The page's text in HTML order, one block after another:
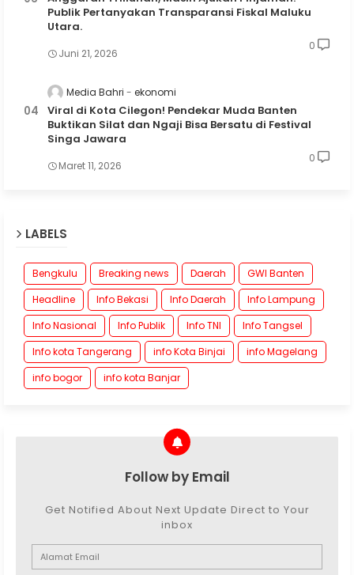
Publik Pertanyakan Transparansi Fiskal Maluku
Utara.
Juni 21, 2026
0
Media Bahri ekonomi
Viral di Kota Cilegon! Pendekar Muda Banten
Buktikan Silat dan Ngaji Bisa Bersatu di Festival
Singa Jawara
Maret 11, 2026
0
LABELS
Bengkulu Breaking news Daerah
GWI Banten
Headline
Info Bekasi Info Daerah
Info Lampung
Info Nasional
Info Publik Info TNI
Info Tangsel
Info kota Tangerang
info Kota Binjai
info Magelang
info bogor
info kota Banjar
Follow by Email
Get Notified About Next Update Direct to Your
inbox